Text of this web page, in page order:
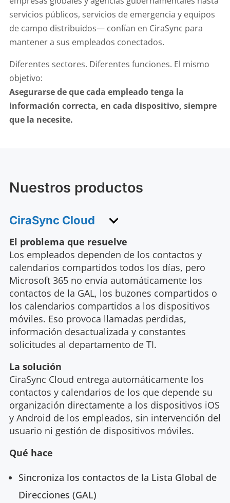
servicios públicos, servicios de emergencia y equipos
de campo distribuidos— confían en CiraSync para
mantener a sus empleados conectados.
Diferentes sectores. Diferentes funciones. El mismo
objetivo:
Asegurarse de que cada empleado tenga la
información correcta, en cada dispositivo, siempre
que la necesite.
Nuestros productos
CiraSync Cloud
El problema que resuelve
Los empleados dependen de los contactos y
calendarios compartidos todos los días, pero
Microsoft 365 no envía automáticamente los
contactos de la GAL, los buzones compartidos o
los calendarios compartidos a los dispositivos
móviles. Eso provoca llamadas perdidas,
información desactualizada y constantes
solicitudes al departamento de TI.
La solución
CiraSync Cloud entrega automáticamente los
contactos y calendarios de los que depende su
organización directamente a los dispositivos iOS
y Android de los empleados, sin intervención del
usuario ni gestión de dispositivos móviles.
Qué hace
Sincroniza los contactos de la Lista Global de
Direcciones (GAL)